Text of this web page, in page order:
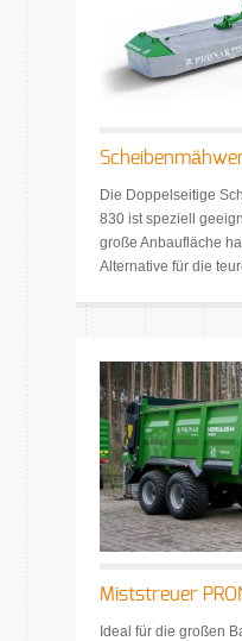
Die Doppelseitige
830 ist speziell
große Anbaufläche
Alternative für die
Miststreuer
Ideal für die großen